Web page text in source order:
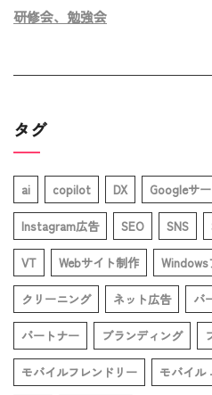
研修会、勉強会
タグ
ai copilot DX Googleサ
Instagram広告 SEO SNS
VT Webサイト制作 Windows
クリーニング ネット広告 バ
パートナー ブランディング
モバイルフレンドリー モバイル